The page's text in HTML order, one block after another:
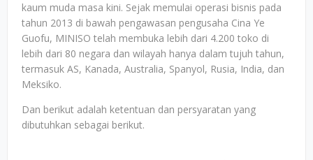
kaum muda masa kini. Sejak memulai operasi bisnis pada
tahun 2013 di bawah pengawasan pengusaha Cina Ye
Guofu, MINISO telah membuka lebih dari 4.200 toko di
lebih dari 80 negara dan wilayah hanya dalam tujuh tahun,
termasuk AS, Kanada, Australia, Spanyol, Rusia, India, dan
Meksiko.
Dan berikut adalah ketentuan dan persyaratan yang
dibutuhkan sebagai berikut.